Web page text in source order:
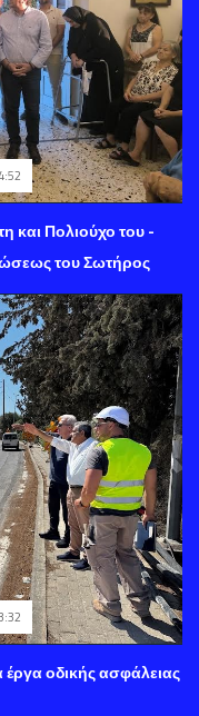
και Πολιούχο του -
του Σωτήρος
οδικής ασφάλειας